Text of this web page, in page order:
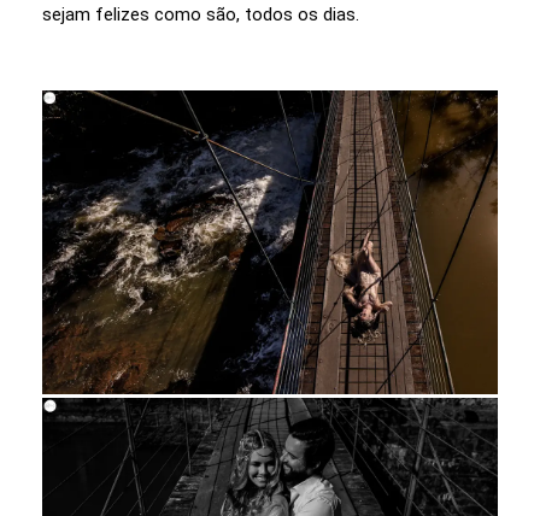
sejam felizes como são, todos os dias.